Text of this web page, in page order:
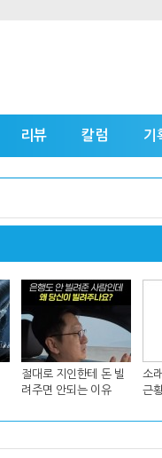
리뷰 칼럼 기
절대로 지인한테 돈 빌
려주면 안되는 이유
소
근